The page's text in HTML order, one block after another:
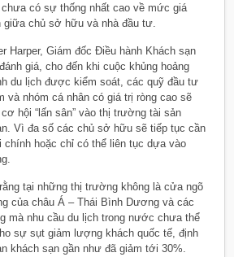
chưa có sự thống nhất cao về mức giá
giữa chủ sở hữu và nhà đầu tư.
Harper, Giám đốc Điều hành Khách sạn
giá, cho đến khi cuộc khủng hoảng
du lịch được kiểm soát, các quỹ đầu tư
và nhóm cá nhân có giá trị ròng cao sẽ
hội “lấn sân” vào thị trường tài sản
Vì đa số các chủ sở hữu sẽ tiếp tục cần
chính hoặc chỉ có thể liên tục dựa vào
tại những thị trường không là cửa ngõ
của châu Á – Thái Bình Dương và các
mà nhu cầu du lịch trong nước chưa thể
sự sụt giảm lượng khách quốc tế, định
khách sạn gần như đã giảm tới 30%.